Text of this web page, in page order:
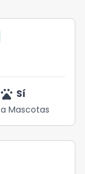
pets Sí
Mascotas